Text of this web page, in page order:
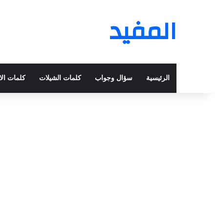
المفيد
الرئيسية سؤال وجواب كلمات الشيلات كلمات